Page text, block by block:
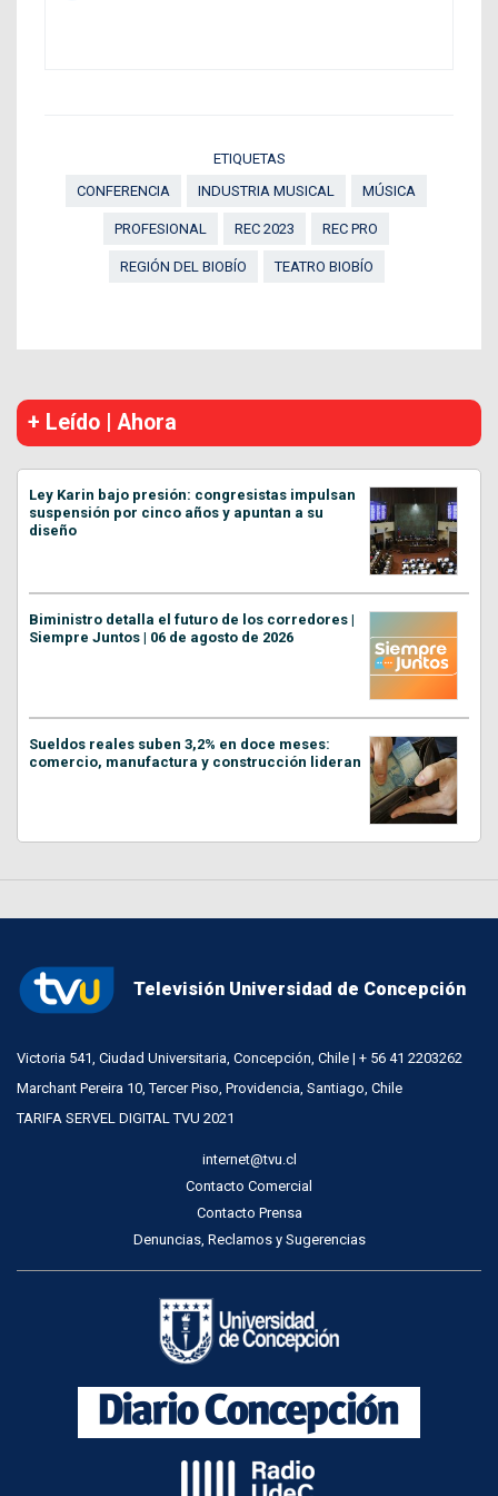
ETIQUETAS
CONFERENCIA
INDUSTRIA MUSICAL MÚSICA
PROFESIONAL REC 2023 REC PRO
REGIÓN DEL BIOBÍO TEATRO BIOBÍO
+ Leído | Ahora
Ley Karin bajo presión: congresistas impulsan
suspensión por cinco años y apuntan a su
diseño
Biministro detalla el futuro de los corredores |
Siempre Juntos | 06 de agosto de 2026
Sueldos reales suben 3,2% en doce meses:
comercio, manufactura y construcción lideran
Televisión Universidad de Concepción
Victoria 541, Ciudad Universitaria, Concepción, Chile | + 56 41 2203262
Marchant Pereira 10, Tercer Piso, Providencia, Santiago, Chile
TARIFA SERVEL DIGITAL TVU 2021
internet@tvu.cl
Contacto Comercial
Contacto Prensa
Denuncias, Reclamos y Sugerencias